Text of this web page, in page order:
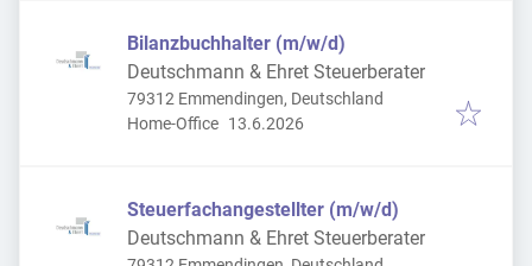
Bilanzbuchhalter (m/w/d)
Deutschmann & Ehret Steuerberater
79312 Emmendingen, Deutschland
Home-Office Veröffentlicht
13.6.2026
Steuerfachangestellter (m/w/d)
Deutschmann & Ehret Steuerberater